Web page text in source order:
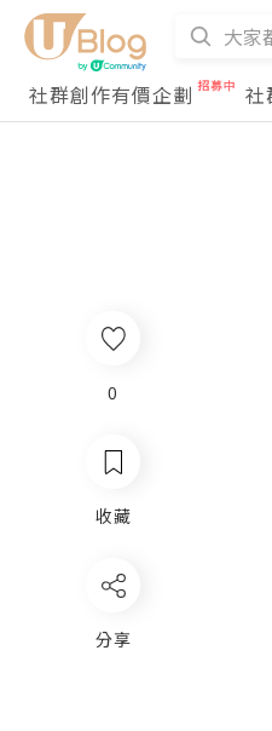
社群創作有價企劃
社
0
收藏
分享